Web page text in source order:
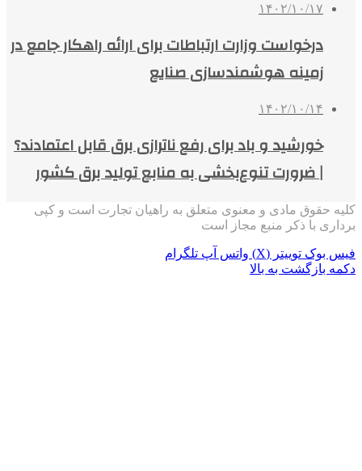
۱۴۰۲/۱۰/۱۷
درخواست وزارت ارتباطات برای ارائه راهکار جامع در
زمینه هوشمندسازی صنایع
۱۴۰۲/۱۰/۱۴
خورشید و باد برای رفع ناترازی برق قابل اعتمادند؟
| ضرورت تنوع‌بخشی به منابع تولید برق کشور
کلیه حقوق مادی و معنوی متعلق به راهیان تجارت است و کپی
برداری با ذکر منبع مجاز است
فیس بوک توییتر (X) واتس آپ تلگرام
دکمه بازگشت به بالا